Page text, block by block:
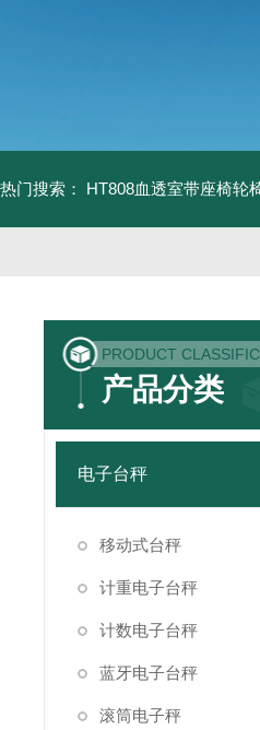
热门搜索： HT808血透室带座椅轮
PRODUCT
产品分类
电子台秤
移动式台秤
计重电子台秤
计数电子台秤
蓝牙电子台秤
滚筒电子秤